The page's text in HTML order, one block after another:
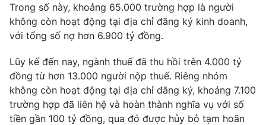
Trong số này, khoảng 65.000 trường hợp là người
không còn hoạt động tại địa chỉ đăng ký kinh doanh,
với tổng số nợ hơn 6.900 tỷ đồng.
Lũy kế đến nay, ngành thuế đã thu hồi trên 4.000 tỷ
đồng từ hơn 13.000 người nộp thuế. Riêng nhóm
không còn hoạt động tại địa chỉ đăng ký, khoảng 7.100
trường hợp đã liên hệ và hoàn thành nghĩa vụ với số
tiền gần 100 tỷ đồng, qua đó được hủy bỏ tạm hoãn